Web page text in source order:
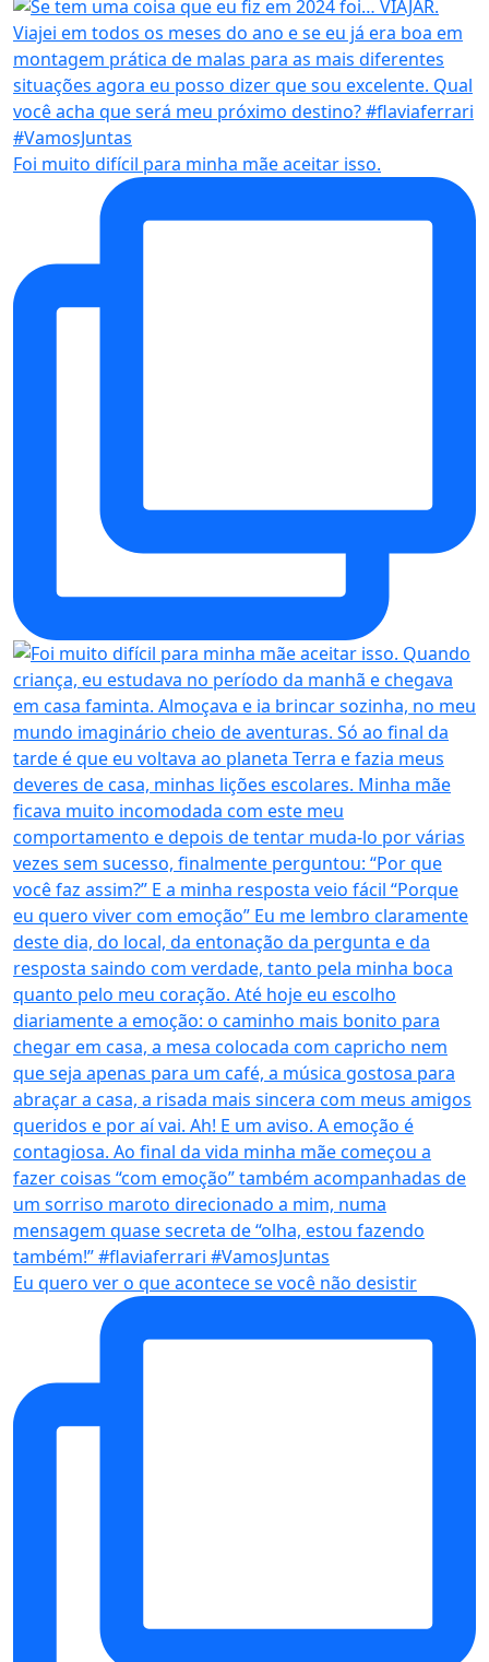
Foi muito difícil para minha mãe aceitar isso.
Eu quero ver o que acontece se você não desistir